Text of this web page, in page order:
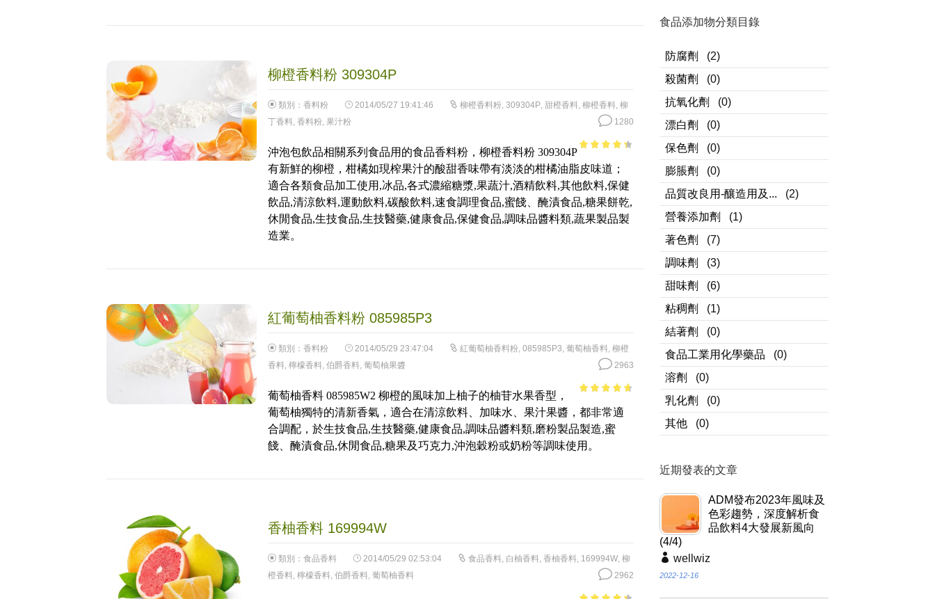
柳橙香料粉 309304P
類別： 香料粉 2014/05/27 19:41:46 柳橙香料粉, 309304P, 甜橙香料, 柳橙香料, 柳
丁香料, 香料粉, 果汁粉 1280
of 5
沖泡包飲品相關系列食品用的食品香料粉，柳橙香料粉 309304P
有新鮮的柳橙，柑橘如現榨果汁的酸甜香味帶有淡淡的柑橘油脂皮味道；
適合各類食品加工使用,冰品,各式濃縮糖漿,果蔬汁,酒精飲料,其他飲料,保健
飲品,清涼飲料,運動飲料,碳酸飲料,速食調理食品,蜜餞、醃漬食品,糖果餅乾,
休閒食品,生技食品,生技醫藥,健康食品,保健食品,調味品醬料類,蔬果製品製
造業。
紅葡萄柚香料粉 085985P3
類別： 香料粉 2014/05/29 23:47:04 紅葡萄柚香料粉, 085985P3, 葡萄柚香料, 柳橙
香料, 檸檬香料, 伯爵香料, 葡萄柚果醬 2963
5
葡萄柚香料 085985W2 柳橙的風味加上柚子的柚苷水果香型，
葡萄柚獨特的清新香氣，適合在清涼飲料、加味水、果汁果醬，都非常適
合調配，於生技食品,生技醫藥,健康食品,調味品醬料類,磨粉製品製造,蜜
餞、醃漬食品,休閒食品,糖果及巧克力,沖泡穀粉或奶粉等調味使用。
香柚香料 169994W
類別： 食品香料 2014/05/29 02:53:04 食品香料, 白柚香料, 香柚香料, 169994W, 柳
橙香料, 檸檬香料, 伯爵香料, 葡萄柚香料 2962
食品添加物分類目錄
防腐劑
(2)
殺菌劑
(0)
抗氧化劑
(0)
漂白劑
(0)
保色劑
(0)
膨脹劑
(0)
品質改良用-釀造用及...
(2)
營養添加劑
(1)
著色劑
(7)
調味劑
(3)
甜味劑
(6)
粘稠劑
(1)
結著劑
(0)
食品工業用化學藥品
(0)
溶劑
(0)
乳化劑
(0)
其他
(0)
近期發表的文章
ADM發布2023年風味及
色彩趨勢，深度解析食
品飲料4大發展新風向
(4/4)
wellwiz
2022-12-16